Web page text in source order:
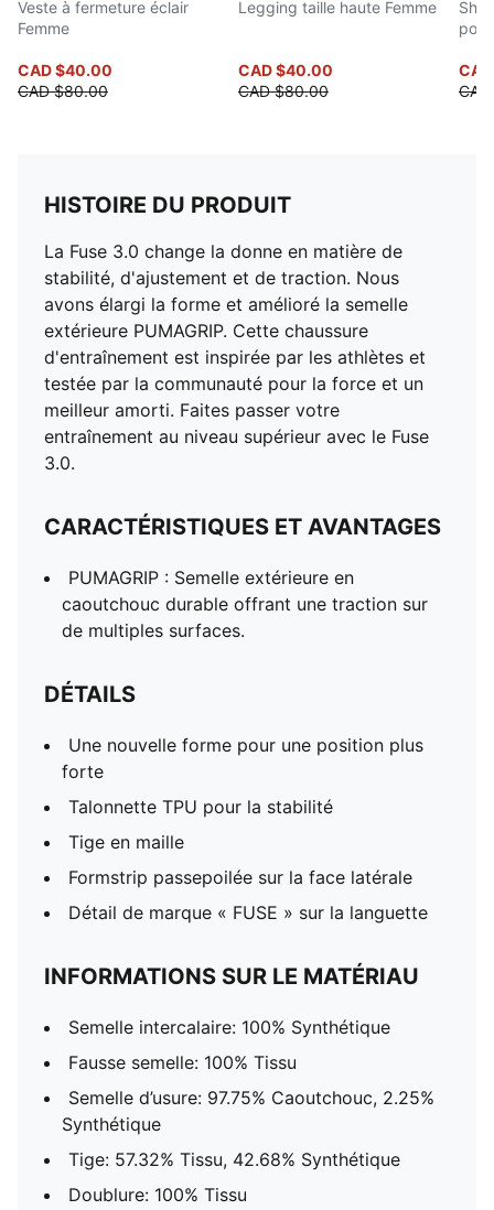
Veste à fermeture éclair
Femme
CAD $40.00
CAD $80.00
Legging taille haute Femme
CAD $40.00
CAD $80.00
po
HISTOIRE DU PRODUIT
La Fuse 3.0 change la donne en matière de
stabilité, d'ajustement et de traction. Nous
avons élargi la forme et amélioré la semelle
extérieure PUMAGRIP. Cette chaussure
d'entraînement est inspirée par les athlètes et
testée par la communauté pour la force et un
meilleur amorti. Faites passer votre
entraînement au niveau supérieur avec le Fuse
3.0.
CARACTÉRISTIQUES ET AVANTAGES
PUMAGRIP : Semelle extérieure en
caoutchouc durable offrant une traction sur
de multiples surfaces.
DÉTAILS
Une nouvelle forme pour une position plus
forte
Talonnette TPU pour la stabilité
Tige en maille
Formstrip passepoilée sur la face latérale
Détail de marque « FUSE » sur la languette
INFORMATIONS SUR LE MATÉRIAU
Semelle intercalaire: 100% Synthétique
Fausse semelle: 100% Tissu
Semelle d’usure: 97.75% Caoutchouc, 2.25%
Synthétique
Tige: 57.32% Tissu, 42.68% Synthétique
Doublure: 100% Tissu